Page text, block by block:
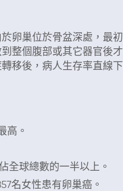
卵巢位於骨盆深處，最
整個腹部或其它器官後
移後，病人生存率直線下
高。
全球總數的一半以上。
名女性患有卵巢癌。